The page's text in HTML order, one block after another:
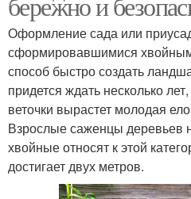
Оформление сада или
сформировавшимися
способ быстро создать
придется ждать несколько
веточки вырастет молодая
Взрослые саженцы деревьев
хвойные относят к этой
достигает двух метров.